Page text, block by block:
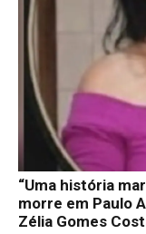
“Uma história
morre em Paulo
Zélia Gomes